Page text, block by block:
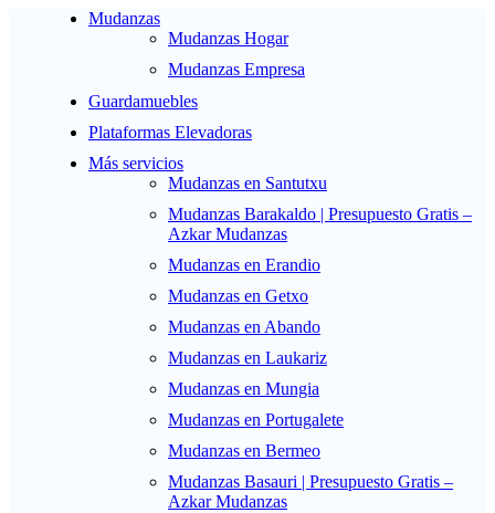
Mudanzas
Mudanzas Hogar
Mudanzas Empresa
Guardamuebles
Plataformas Elevadoras
Más servicios
Mudanzas en Santutxu
Mudanzas Barakaldo | Presupuesto Gratis –
Azkar Mudanzas
Mudanzas en Erandio
Mudanzas en Getxo
Mudanzas en Abando
Mudanzas en Laukariz
Mudanzas en Mungia
Mudanzas en Portugalete
Mudanzas en Bermeo
Mudanzas Basauri | Presupuesto Gratis –
Azkar Mudanzas